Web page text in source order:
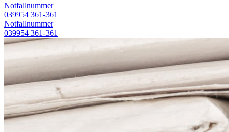
Notfallnummer
039954 361-361
Notfallnummer
039954 361-361